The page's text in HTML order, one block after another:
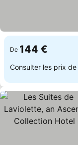
De 144 €
Consulter les prix de